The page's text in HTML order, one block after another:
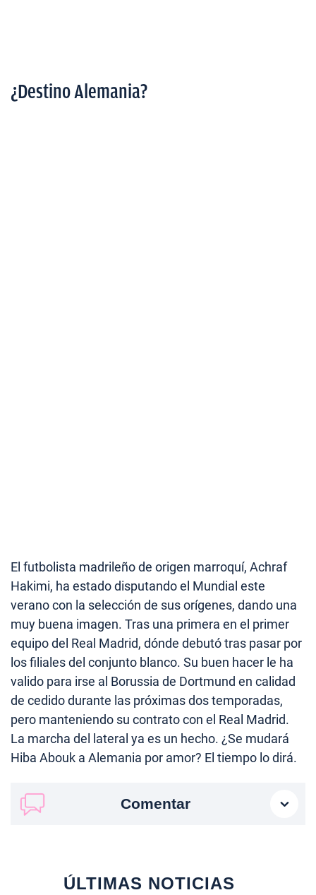
¿Destino Alemania?
El futbolista madrileño de origen marroquí, Achraf
Hakimi, ha estado disputando el Mundial este
verano con la selección de sus orígenes, dando una
muy buena imagen. Tras una primera en el primer
equipo del Real Madrid, dónde debutó tras pasar por
los filiales del conjunto blanco. Su buen hacer le ha
valido para irse al Borussia de Dortmund en calidad
de cedido durante las próximas dos temporadas,
pero manteniendo su contrato con el Real Madrid.
La marcha del lateral ya es un hecho. ¿Se mudará
Hiba Abouk a Alemania por amor? El tiempo lo dirá.
Comentar
ÚLTIMAS NOTICIAS